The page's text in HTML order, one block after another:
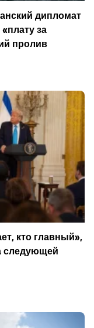
дипломат
за
пролив
кто главный»,
следующей